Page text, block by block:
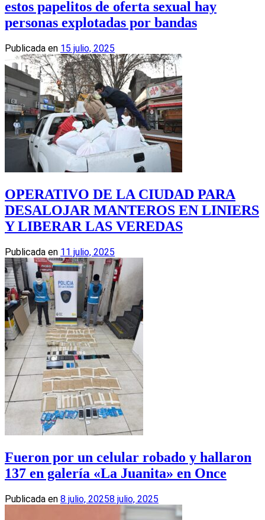
estos papelitos de oferta sexual hay
personas explotadas por bandas
Publicada en 15 julio, 2025
OPERATIVO DE LA CIUDAD PARA
DESALOJAR MANTEROS EN LINIERS
Y LIBERAR LAS VEREDAS
Publicada en 11 julio, 2025
Fueron por un celular robado y hallaron
137 en galería «La Juanita» en Once
Publicada en 8 julio, 20258 julio, 2025